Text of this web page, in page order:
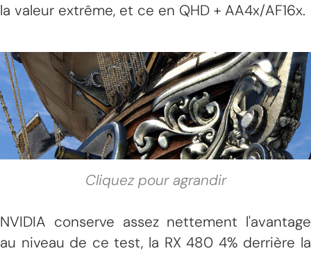
la valeur extrême, et ce en QHD + AA4x/AF16x.
Cliquez pour agrandir
NVIDIA conserve assez nettement l'avantage
au niveau de ce test, la RX 480 4% derrière la